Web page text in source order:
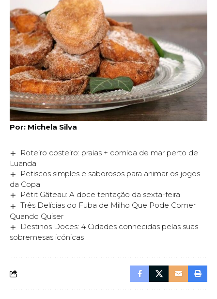
Por: Michela Silva
Roteiro costeiro: praias + comida de mar perto de
Luanda
Petiscos simples e saborosos para animar os jogos
da Copa
Pétit Gâteau: A doce tentação da sexta-feira
Três Delícias do Fuba de Milho Que Pode Comer
Quando Quiser
Destinos Doces: 4 Cidades conhecidas pelas suas
sobremesas icónicas